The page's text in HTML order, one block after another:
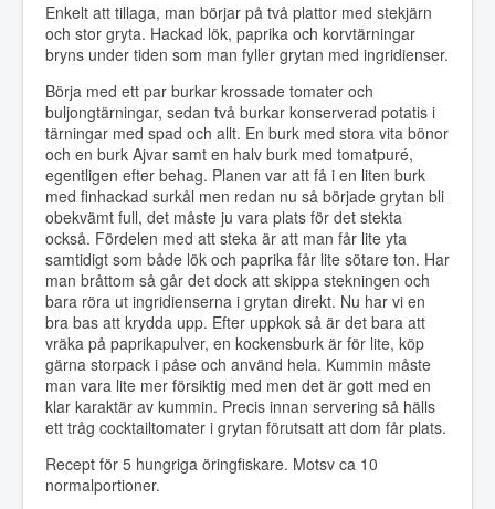
Enkelt att tillaga, man börjar på två plattor med stekjärn
och stor gryta. Hackad lök, paprika och korvtärningar
bryns under tiden som man fyller grytan med ingridienser.
Börja med ett par burkar krossade tomater och
buljongtärningar, sedan två burkar konserverad potatis i
tärningar med spad och allt. En burk med stora vita bönor
och en burk Ajvar samt en halv burk med tomatpuré,
egentligen efter behag. Planen var att få i en liten burk
med finhackad surkål men redan nu så började grytan bli
obekvämt full, det måste ju vara plats för det stekta
också. Fördelen med att steka är att man får lite yta
samtidigt som både lök och paprika får lite sötare ton. Har
man bråttom så går det dock att skippa stekningen och
bara röra ut ingridienserna i grytan direkt. Nu har vi en
bra bas att krydda upp. Efter uppkok så är det bara att
vräka på paprikapulver, en kockensburk är för lite, köp
gärna storpack i påse och använd hela. Kummin måste
man vara lite mer försiktig med men det är gott med en
klar karaktär av kummin. Precis innan servering så hälls
ett tråg cocktailtomater i grytan förutsatt att dom får plats.
Recept för 5 hungriga öringfiskare. Motsv ca 10
normalportioner.